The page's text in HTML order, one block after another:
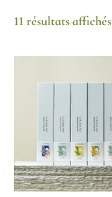
11 résultats affichés